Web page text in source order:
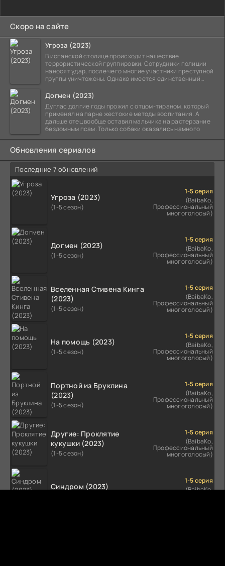
Скоро на сайте
Угроза (2023)
В испанской столице происходит нашествие
террористической группировки. Сотрудники полиции
наносят удар, после чего многие участники преступной
группы уничтожены. Однако имеется единственный
Догмен (2023)
Дуглас долгие годы прожил с отцом-тираном, который
применял на парне жестокие методы воспитания. А
дальше отец вообще оставил мальчика на растерзание
бездомным псам. Только собаки оказались намного
Обновления сериалов
Последние 7 обновлений
Угроза (2023)
(1-5 сезон)
1-5 серия
(BaibaKo,
Профессиональный
многоголосый)
Догмен (2023)
(1-5 сезон)
1-5 серия
(BaibaKo,
Профессиональный
многоголосый)
Вселенная Стивена Кинга
(2023)
(1-5 сезон)
1-5 серия
(BaibaKo,
Профессиональный
многоголосый)
На помощь (2023)
(1-5 сезон)
1-5 серия
(BaibaKo,
Профессиональный
многоголосый)
Портной из Бруклина
(2023)
(1-5 сезон)
1-5 серия
(BaibaKo,
Профессиональный
многоголосый)
Другие: Проклятие
кукушки (2023)
(1-5 сезон)
1-5 серия
(BaibaKo,
Профессиональный
многоголосый)
Синдром (2023)
1-5 серия
(BaibaKo,